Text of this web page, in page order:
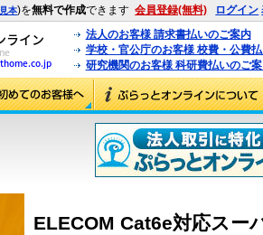
見本)を無料で作成できます 会員登録(無料) ログイン
法人のお客様 請求書払いのご案内
学校・官公庁のお客様 校費・公費
研究機関のお客様 科研費払いのご
ELECOM Cat6e対応スー